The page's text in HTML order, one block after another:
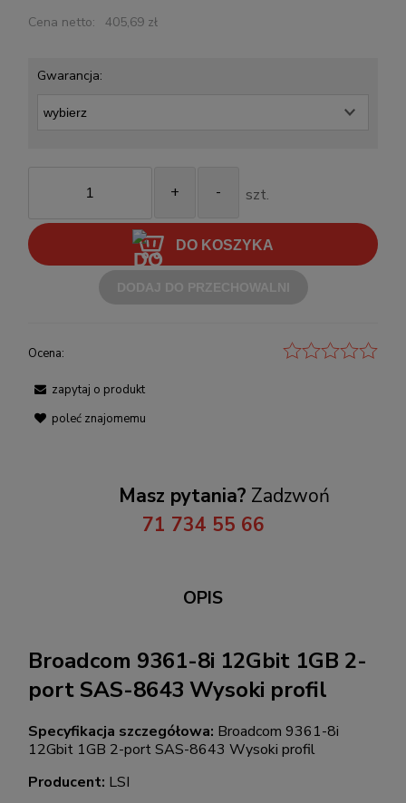
Cena netto: 405,69 zł
Gwarancja:
+ - szt.
DO KOSZYKA
Ocena:
zapytaj o produkt
poleć znajomemu
Masz pytania? Zadzwoń
71 734 55 66
OPIS
Broadcom 9361-8i 12Gbit 1GB 2-
port SAS-8643 Wysoki profil
Specyfikacja szczegółowa: Broadcom 9361-8i
12Gbit 1GB 2-port SAS-8643 Wysoki profil
Producent: LSI